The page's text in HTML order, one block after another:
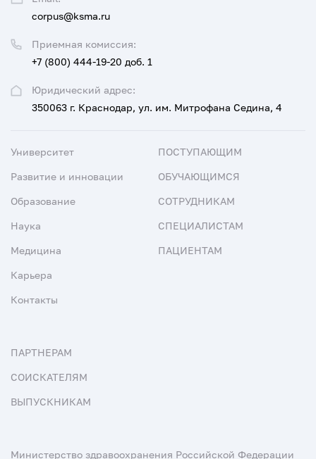
Юридический адрес:
350063 г. Краснодар, ул. им. Митрофана Седина, 4
Приемная комиссия:
+7 (800) 444-19-20 доб. 1
corpus@ksma.ru
Университет
Развитие и инновации
Образование
Наука
Медицина
Карьера
Контакты
ПОСТУПАЮЩИМ
ОБУЧАЮЩИМСЯ
СОТРУДНИКАМ
СПЕЦИАЛИСТАМ
ПАЦИЕНТАМ
ПАРТНЕРАМ
СОИСКАТЕЛЯМ
ВЫПУСКНИКАМ
Министерство здравоохранения Российской Федерации